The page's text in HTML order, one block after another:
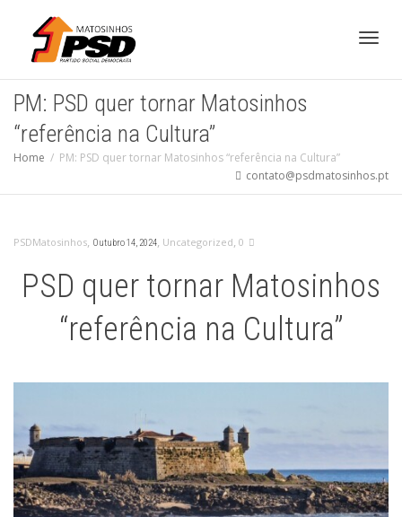
PM: PSD quer tornar Matosinhos
“referência na Cultura”
Home
PM: PSD quer tornar Matosinhos “referência na Cultura”
contato@psdmatosinhos.pt
PSDMatosinhos, Outubro 14, 2024, Uncategorized, 0
PSD quer tornar Matosinhos
“referência na Cultura”